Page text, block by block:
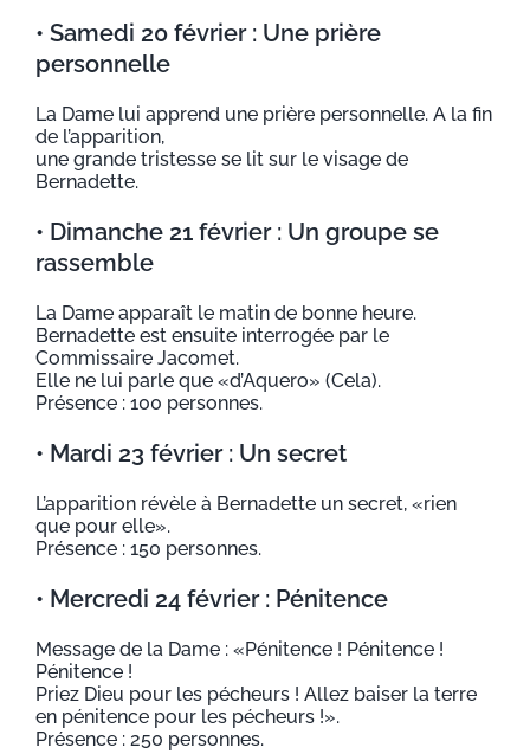
• Samedi 20 février : Une prière
personnelle
La Dame lui apprend une prière personnelle. A la fin
de l’apparition,
une grande tristesse se lit sur le visage de
Bernadette.
• Dimanche 21 février : Un groupe se
rassemble
La Dame apparaît le matin de bonne heure.
Bernadette est ensuite interrogée par le
Commissaire Jacomet.
Elle ne lui parle que «d’Aquero» (Cela).
Présence : 100 personnes.
• Mardi 23 février : Un secret
L’apparition révèle à Bernadette un secret, «rien
que pour elle».
Présence : 150 personnes.
• Mercredi 24 février : Pénitence
Message de la Dame : «Pénitence ! Pénitence !
Pénitence !
Priez Dieu pour les pécheurs ! Allez baiser la terre
en pénitence pour les pécheurs !».
Présence : 250 personnes.